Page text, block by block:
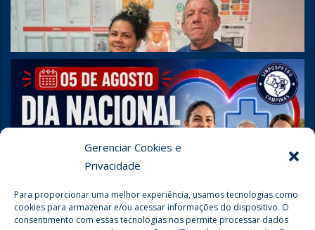
Gerenciar Cookies e
Privacidade
Para proporcionar uma melhor experiência, usamos tecnologias como
cookies para armazenar e/ou acessar informações do dispositivo. O
consentimento com essas tecnologias nos permite processar dados